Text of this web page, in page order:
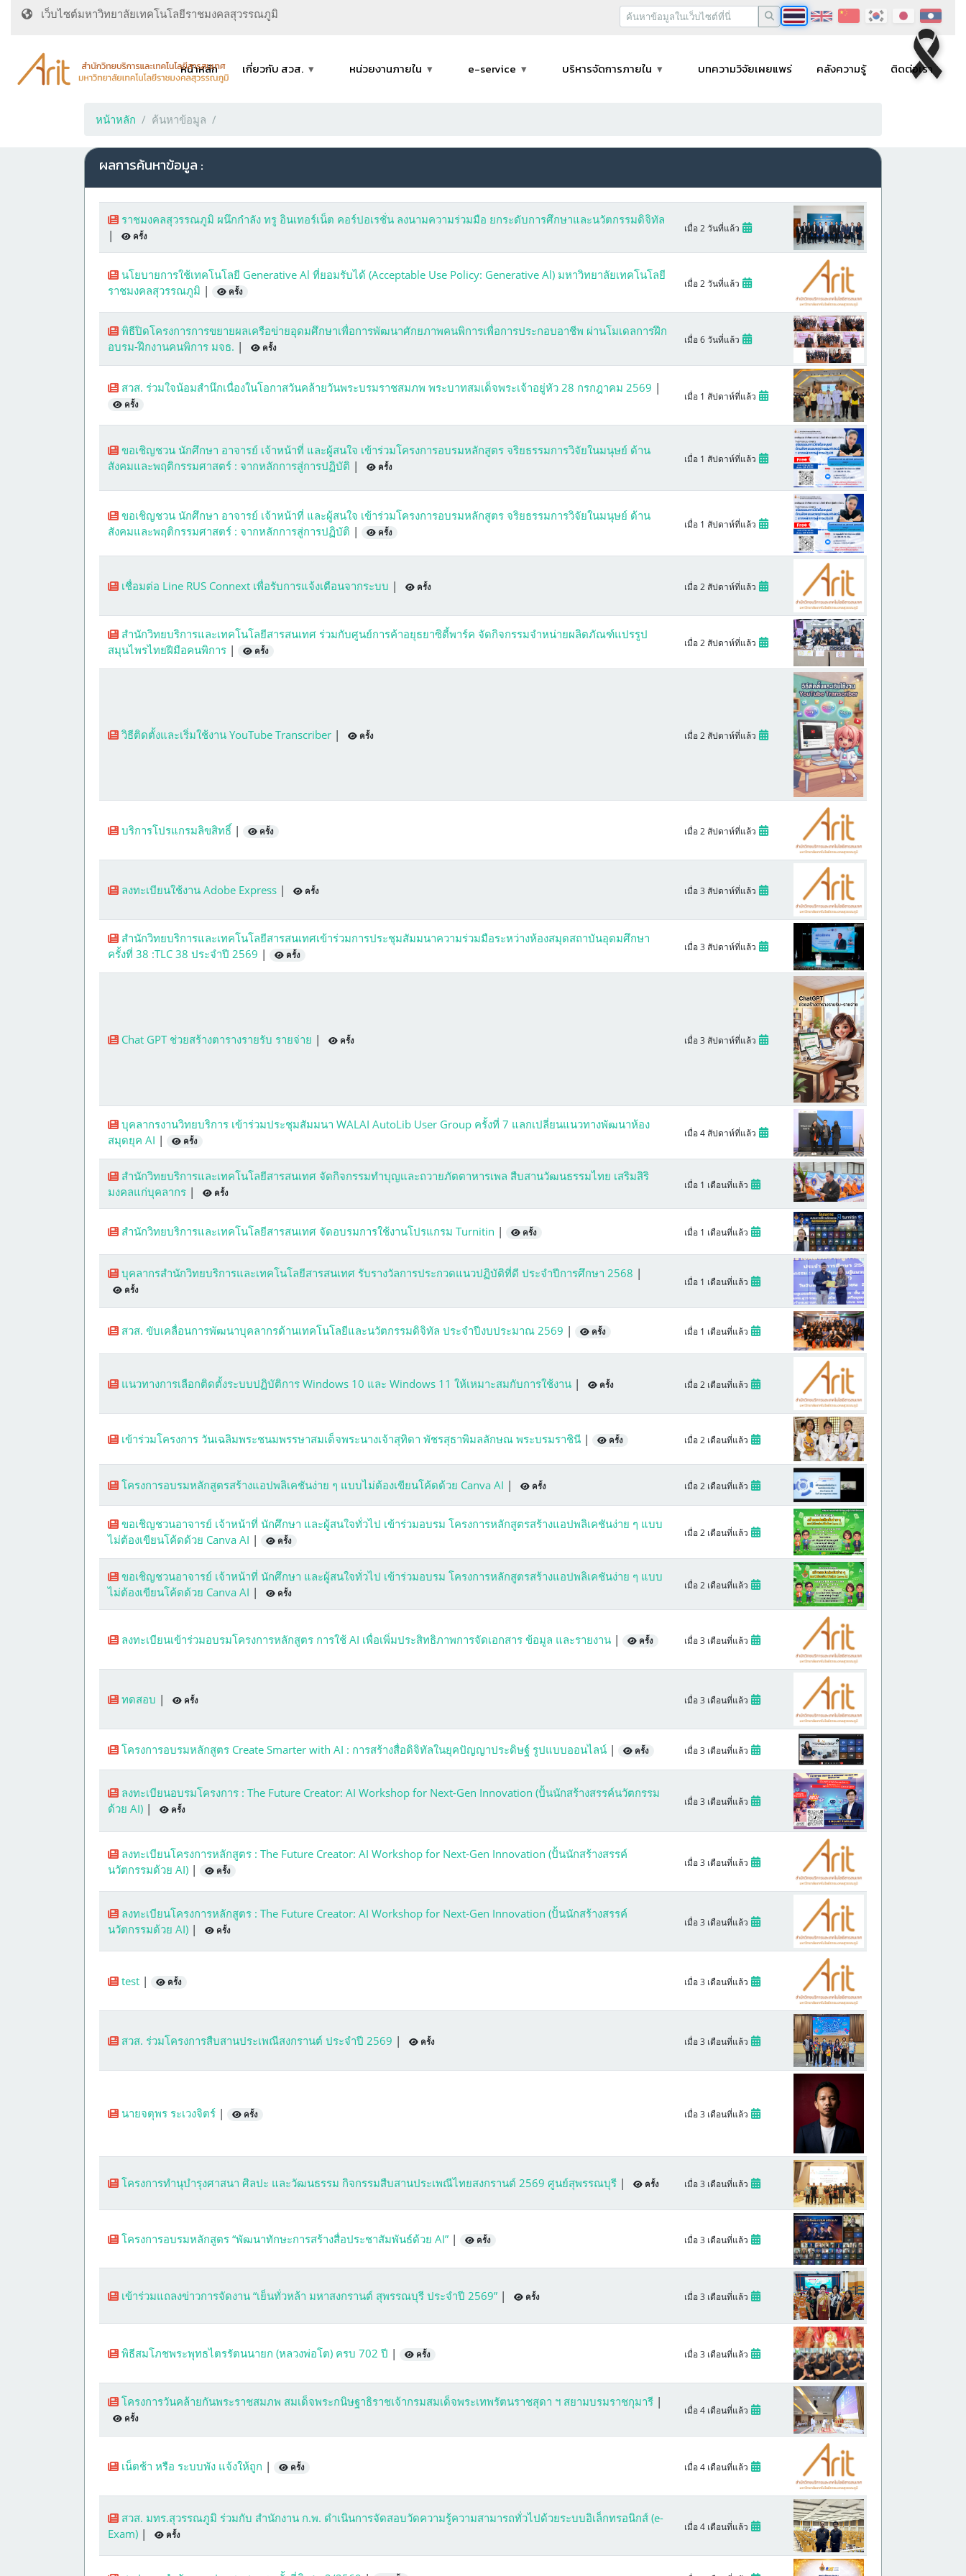
เว็บไซต์มหาวิทยาลัยเทคโนโลยีราชมงคลสุวรรณภูมิ
หน้าหลัก เกี่ยวกับ สวส. หน่วยงานภายใน e-service บริหารจัดการภายใน บทความวิจัยเผยแพร่ คลังความรู้ ติดต่อเรา
หน้าหลัก ค้นหาข้อมูล
ผลการค้นหาข้อมูล :
ราชมงคลสุวรรณภูมิ ผนึกกำลัง ทรู อินเทอร์เน็ต คอร์ปอเรชั่น ลงนามความร่วมมือ ยกระดับการศึกษาและนวัตกรรมดิจิทัล
|
ครั้ง
เมื่อ 2 วันที่แล้ว
นโยบายการใช้เทคโนโลยี Generative Al ที่ยอมรับได้ (Acceptable Use Policy: Generative Al) มหาวิทยาลัยเทคโนโลยี
ราชมงคลสุวรรณภูมิ | ครั้ง
เมื่อ 2 วันที่แล้ว
พิธีปิดโครงการการขยายผลเครือข่ายอุดมศึกษาเพื่อการพัฒนาศักยภาพคนพิการเพื่อการประกอบอาชีพ ผ่านโมเดลการฝึก
อบรม-ฝึกงานคนพิการ มจธ. | ครั้ง
เมื่อ 6 วันที่แล้ว
สวส. ร่วมใจน้อมสำนึกเนื่องในโอกาสวันคล้ายวันพระบรมราชสมภพ พระบาทสมเด็จพระเจ้าอยู่หัว 28 กรกฎาคม 2569 |
ครั้ง
เมื่อ 1 สัปดาห์ที่แล้ว
ขอเชิญชวน นักศึกษา อาจารย์ เจ้าหน้าที่ และผู้สนใจ เข้าร่วมโครงการอบรมหลักสูตร จริยธรรมการวิจัยในมนุษย์ ด้าน
สังคมและพฤติกรรมศาสตร์ : จากหลักการสู่การปฏิบัติ | ครั้ง
เมื่อ 1 สัปดาห์ที่แล้ว
ขอเชิญชวน นักศึกษา อาจารย์ เจ้าหน้าที่ และผู้สนใจ เข้าร่วมโครงการอบรมหลักสูตร จริยธรรมการวิจัยในมนุษย์ ด้าน
สังคมและพฤติกรรมศาสตร์ : จากหลักการสู่การปฏิบัติ | ครั้ง
เมื่อ 1 สัปดาห์ที่แล้ว
เชื่อมต่อ Line RUS Connext เพื่อรับการแจ้งเตือนจากระบบ | ครั้ง เมื่อ 2 สัปดาห์ที่แล้ว
สำนักวิทยบริการและเทคโนโลยีสารสนเทศ ร่วมกับศูนย์การค้าอยุธยาซิตี้พาร์ค จัดกิจกรรมจำหน่ายผลิตภัณฑ์แปรรูป
สมุนไพรไทยฝีมือคนพิการ | ครั้ง
เมื่อ 2 สัปดาห์ที่แล้ว
วิธีติดตั้งและเริ่มใช้งาน YouTube Transcriber | ครั้ง เมื่อ 2 สัปดาห์ที่แล้ว
บริการโปรแกรมลิขสิทธิ์ | ครั้ง เมื่อ 2 สัปดาห์ที่แล้ว
ลงทะเบียนใช้งาน Adobe Express | ครั้ง เมื่อ 3 สัปดาห์ที่แล้ว
สำนักวิทยบริการและเทคโนโลยีสารสนเทศเข้าร่วมการประชุมสัมมนาความร่วมมือระหว่างห้องสมุดสถาบันอุดมศึกษา
ครั้งที่ 38 :TLC 38 ประจำปี 2569 | ครั้ง
เมื่อ 3 สัปดาห์ที่แล้ว
Chat GPT ช่วยสร้างตารางรายรับ รายจ่าย | ครั้ง เมื่อ 3 สัปดาห์ที่แล้ว
บุคลากรงานวิทยบริการ เข้าร่วมประชุมสัมมนา WALAI AutoLib User Group ครั้งที่ 7 แลกเปลี่ยนแนวทางพัฒนาห้อง
สมุดยุค AI | ครั้ง
เมื่อ 4 สัปดาห์ที่แล้ว
สำนักวิทยบริการและเทคโนโลยีสารสนเทศ จัดกิจกรรมทำบุญและถวายภัตตาหารเพล สืบสานวัฒนธรรมไทย เสริมสิริ
มงคลแก่บุคลากร | ครั้ง
เมื่อ 1 เดือนที่แล้ว
สำนักวิทยบริการและเทคโนโลยีสารสนเทศ จัดอบรมการใช้งานโปรแกรม Turnitin | ครั้ง เมื่อ 1 เดือนที่แล้ว
บุคลากรสำนักวิทยบริการและเทคโนโลยีสารสนเทศ รับรางวัลการประกวดแนวปฏิบัติที่ดี ประจำปีการศึกษา 2568 |
ครั้ง
เมื่อ 1 เดือนที่แล้ว
สวส. ขับเคลื่อนการพัฒนาบุคลากรด้านเทคโนโลยีและนวัตกรรมดิจิทัล ประจำปีงบประมาณ 2569 | ครั้ง เมื่อ 1 เดือนที่แล้ว
แนวทางการเลือกติดตั้งระบบปฏิบัติการ Windows 10 และ Windows 11 ให้เหมาะสมกับการใช้งาน | ครั้ง เมื่อ 2 เดือนที่แล้ว
เข้าร่วมโครงการ วันเฉลิมพระชนมพรรษาสมเด็จพระนางเจ้าสุทิดา พัชรสุธาพิมลลักษณ พระบรมราชินี | ครั้ง เมื่อ 2 เดือนที่แล้ว
โครงการอบรมหลักสูตรสร้างแอปพลิเคชันง่าย ๆ แบบไม่ต้องเขียนโค้ดด้วย Canva AI | ครั้ง เมื่อ 2 เดือนที่แล้ว
ขอเชิญชวนอาจารย์ เจ้าหน้าที่ นักศึกษา และผู้สนใจทั่วไป เข้าร่วมอบรม โครงการหลักสูตรสร้างแอปพลิเคชันง่าย ๆ แบบ
ไม่ต้องเขียนโค้ดด้วย Canva AI | ครั้ง
เมื่อ 2 เดือนที่แล้ว
ขอเชิญชวนอาจารย์ เจ้าหน้าที่ นักศึกษา และผู้สนใจทั่วไป เข้าร่วมอบรม โครงการหลักสูตรสร้างแอปพลิเคชันง่าย ๆ แบบ
ไม่ต้องเขียนโค้ดด้วย Canva AI | ครั้ง
เมื่อ 2 เดือนที่แล้ว
ลงทะเบียนเข้าร่วมอบรมโครงการหลักสูตร การใช้ AI เพื่อเพิ่มประสิทธิภาพการจัดเอกสาร ข้อมูล และรายงาน | ครั้ง เมื่อ 3 เดือนที่แล้ว
ทดสอบ | ครั้ง เมื่อ 3 เดือนที่แล้ว
โครงการอบรมหลักสูตร Create Smarter with AI : การสร้างสื่อดิจิทัลในยุคปัญญาประดิษฐ์ รูปแบบออนไลน์ | ครั้ง เมื่อ 3 เดือนที่แล้ว
ลงทะเบียนอบรมโครงการ : The Future Creator: AI Workshop for Next-Gen Innovation (ปั้นนักสร้างสรรค์นวัตกรรม
ด้วย AI) | ครั้ง
เมื่อ 3 เดือนที่แล้ว
ลงทะเบียนโครงการหลักสูตร : The Future Creator: AI Workshop for Next-Gen Innovation (ปั้นนักสร้างสรรค์
นวัตกรรมด้วย AI) | ครั้ง
เมื่อ 3 เดือนที่แล้ว
ลงทะเบียนโครงการหลักสูตร : The Future Creator: AI Workshop for Next-Gen Innovation (ปั้นนักสร้างสรรค์
นวัตกรรมด้วย AI) | ครั้ง
เมื่อ 3 เดือนที่แล้ว
test | ครั้ง เมื่อ 3 เดือนที่แล้ว
สวส. ร่วมโครงการสืบสานประเพณีสงกรานต์ ประจำปี 2569 | ครั้ง เมื่อ 3 เดือนที่แล้ว
นายจตุพร ระเวงจิตร์ | ครั้ง เมื่อ 3 เดือนที่แล้ว
โครงการทำนุบำรุงศาสนา ศิลปะ และวัฒนธรรม กิจกรรมสืบสานประเพณีไทยสงกรานต์ 2569 ศูนย์สุพรรณบุรี | ครั้ง เมื่อ 3 เดือนที่แล้ว
โครงการอบรมหลักสูตร “พัฒนาทักษะการสร้างสื่อประชาสัมพันธ์ด้วย AI” | ครั้ง เมื่อ 3 เดือนที่แล้ว
เข้าร่วมแถลงข่าวการจัดงาน “เย็นทั่วหล้า มหาสงกรานต์ สุพรรณบุรี ประจำปี 2569” | ครั้ง เมื่อ 3 เดือนที่แล้ว
พิธีสมโภชพระพุทธไตรรัตนนายก (หลวงพ่อโต) ครบ 702 ปี | ครั้ง เมื่อ 3 เดือนที่แล้ว
โครงการวันคล้ายกันพระราชสมภพ สมเด็จพระกนิษฐาธิราชเจ้ากรมสมเด็จพระเทพรัตนราชสุดา ฯ สยามบรมราชกุมารี |
ครั้ง
เมื่อ 4 เดือนที่แล้ว
เน็ตช้า หรือ ระบบพัง แจ้งให้ถูก | ครั้ง เมื่อ 4 เดือนที่แล้ว
สวส. มทร.สุวรรณภูมิ ร่วมกับ สำนักงาน ก.พ. ดำเนินการจัดสอบวัดความรู้ความสามารถทั่วไปด้วยระบบอิเล็กทรอนิกส์ (e-
Exam) | ครั้ง
เมื่อ 4 เดือนที่แล้ว